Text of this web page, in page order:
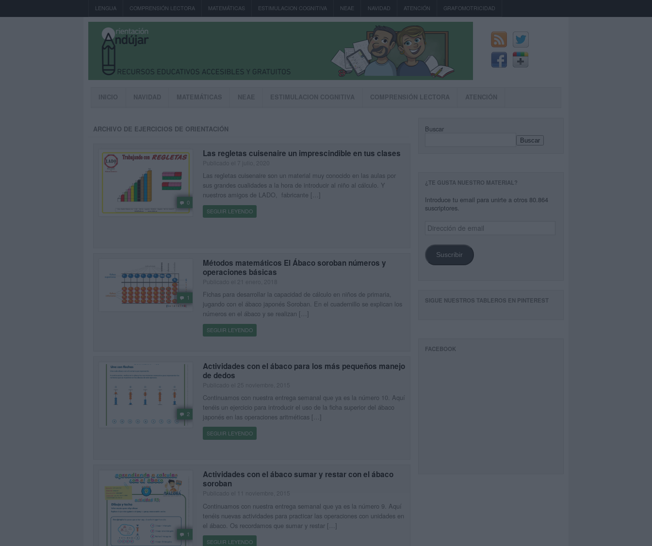
LENGUA COMPRENSIÓN LECTORA MATEMÁTICAS ESTIMULACION COGNITIVA NEAE NAVIDAD ATENCIÓN GRAFOMOTRICIDAD
INICIO NAVIDAD MATEMÁTICAS NEAE ESTIMULACION COGNITIVA COMPRENSIÓN LECTORA ATENCIÓN
ARCHIVO DE EJERCICIOS DE ORIENTACIÓN
0
Las regletas cuisenaire un imprescindible en tus clases
Las regletas cuisenaire son un material muy conocido en las aulas por
sus grandes cualidades a la hora de introducir al niño al cálculo. Y
nuestros amigos de LADO, fabricante […]
SEGUIR LEYENDO
1
Métodos matemáticos El Ábaco soroban números y
operaciones básicas
Fichas para desarrollar la capacidad de cálculo en niños de primaria,
jugando con el ábaco japonés Soroban. En el cuadernillo se explican los
números en el ábaco y se realizan […]
SEGUIR LEYENDO
2
Actividades con el ábaco para los más pequeños manejo
de dedos
Continuamos con nuestra entrega semanal que ya es la número 10. Aquí
tenéis un ejercicio para introducir el uso de la ficha superior del ábaco
japonés en las operaciones aritméticas […]
SEGUIR LEYENDO
1
Actividades con el ábaco sumar y restar con el ábaco
soroban
Publicado el 11 noviembre, 2015
Continuamos con nuestra entrega semanal que ya es la número 9. Aquí
tenéis nuevas actividades para practicar las operaciones con unidades en
el ábaco. Os recordamos que sumar y restar […]
SEGUIR LEYENDO
Buscar
Buscar
¿TE GUSTA NUESTRO MATERIAL?
Introduce tu email para unirte a otros 80.864
suscriptores.
Dirección
de
Suscribir
SIGUE NUESTROS TABLEROS EN PINTEREST
FACEBOOK